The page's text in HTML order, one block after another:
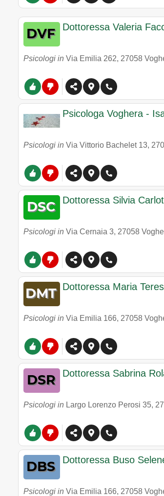
Dottoressa Valeria
Psicologi in Via Emilia 262, 27058
Psicologa Voghera -
Psicologi in Via Vittorio Bachelet 13,
Dottoressa Silvia
Psicologi in Via Cernaia 3, 27058
Dottoressa Maria
Psicologi in Via Emilia 166, 27058
Dottoressa Sabrina
Psicologi in Largo Lorenzo Perosi 35,
Dottoressa Buso
Psicologi in Via Emilia 166, 27058